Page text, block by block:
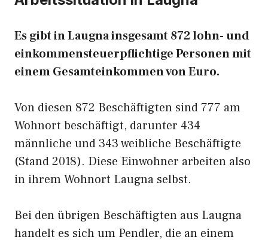
Es gibt in Laugna insgesamt 872 lohn- und
einkommensteuerpflichtige Personen mit
einem Gesamteinkommen von Euro.
Von diesen 872 Beschäftigten sind 777 am
Wohnort beschäftigt, darunter 434
männliche und 343 weibliche Beschäftigte
(Stand 2018). Diese Einwohner arbeiten also
in ihrem Wohnort Laugna selbst.
Bei den übrigen Beschäftigten aus Laugna
handelt es sich um Pendler, die an einem